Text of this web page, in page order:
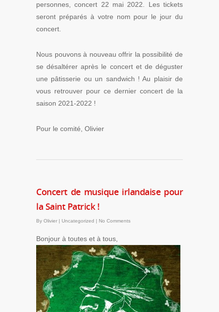
personnes, concert 22 mai 2022. Les tickets
seront préparés à votre nom pour le jour du
concert.
Nous pouvons à nouveau offrir la possibilité de
se désaltérer après le concert et de déguster
une pâtisserie ou un sandwich ! Au plaisir de
vous retrouver pour ce dernier concert de la
saison 2021-2022 !
Pour le comité, Olivier
Concert de musique irlandaise pour
la Saint Patrick !
By Olivier | Uncategorized | No Comments
Bonjour à toutes et à tous,